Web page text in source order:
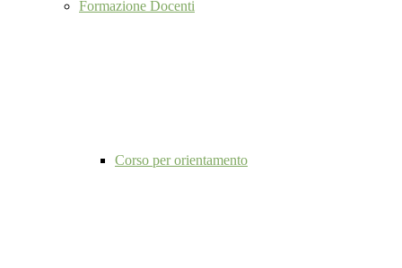
Formazione Docenti
Corso per orientamento